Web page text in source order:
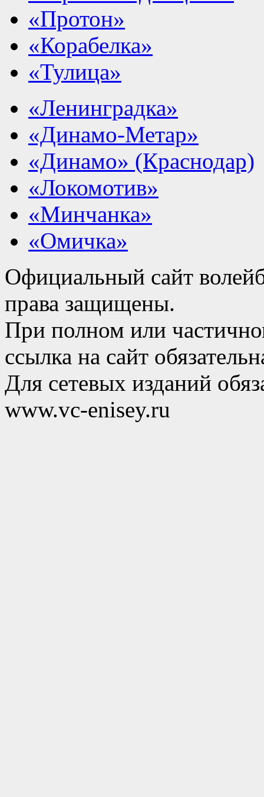
«Протон»
«Корабелка»
«Тулица»
«Ленинградка»
«Динамо-Метар»
«Динамо» (Краснодар)
«Локомотив»
«Минчанка»
«Омичка»
Официальный сайт
права защищены.
При полном или
ссылка на сайт
Для сетевых изданий
www.vc-enisey.ru